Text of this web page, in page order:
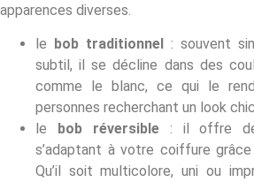
apparences diverses.
le bob traditionnel : souvent
subtil, il se décline dans des
comme le blanc, ce qui le
personnes recherchant un look
le bob réversible: il offre
s’adaptant à votre coiffure
Qu’il soit multicolore, uni ou